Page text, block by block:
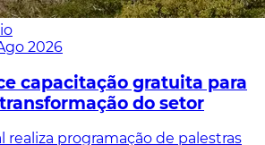
2026
capacitação gratuita para
do setor
realiza programação de palestras